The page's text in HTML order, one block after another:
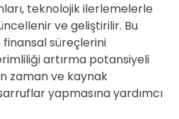
teknolojik ilerlemelerle
ve geliştirilir. Bu
süreçlerini
artırma potansiyeli
zaman ve kaynak
yapmasına yardımcı